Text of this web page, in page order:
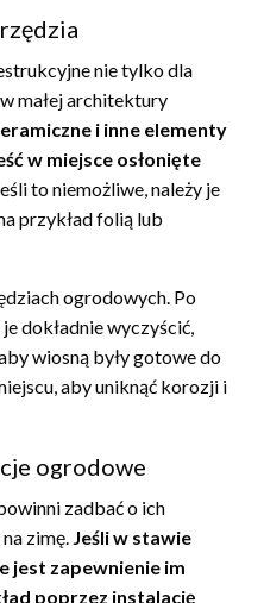
nie tylko dla
małej architektury
i inne elementy
w miejsce osłonięte
to niemożliwe, należy je
przykład folią lub
ogrodowych. Po
dokładnie wyczyścić,
wiosną były gotowe do
aby uniknąć korozji i
ogrodowe
zadbać o ich
zimę. Jeśli w stawie
jest zapewnienie im
poprzez instalację